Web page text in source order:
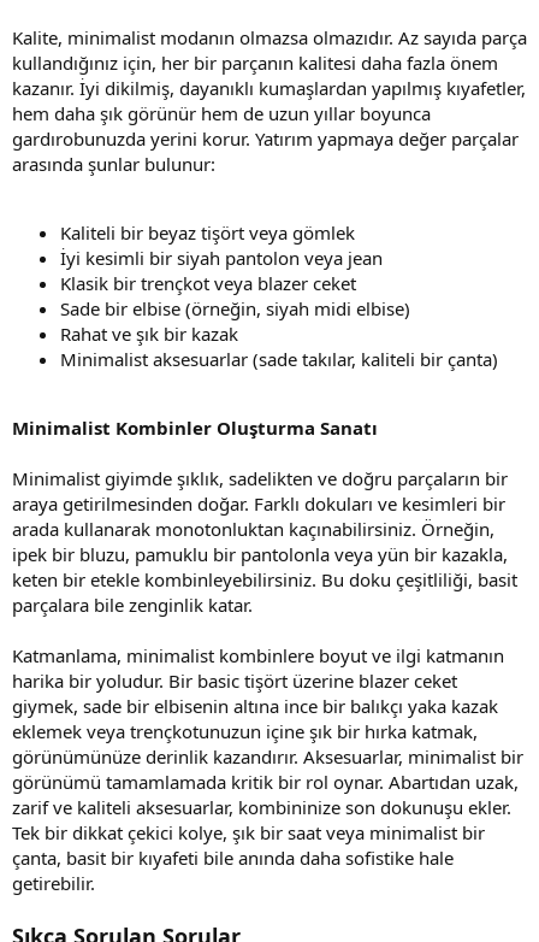
Kalite, minimalist modanın olmazsa olmazıdır. Az sayıda parça
kullandığınız için, her bir parçanın kalitesi daha fazla önem
kazanır. İyi dikilmiş, dayanıklı kumaşlardan yapılmış kıyafetler,
hem daha şık görünür hem de uzun yıllar boyunca
gardırobunuzda yerini korur. Yatırım yapmaya değer parçalar
arasında şunlar bulunur:
Kaliteli bir beyaz tişört veya gömlek
İyi kesimli bir siyah pantolon veya jean
Klasik bir trençkot veya blazer ceket
Sade bir elbise (örneğin, siyah midi elbise)
Rahat ve şık bir kazak
Minimalist aksesuarlar (sade takılar, kaliteli bir çanta)
Minimalist Kombinler Oluşturma Sanatı
Minimalist giyimde şıklık, sadelikten ve doğru parçaların bir
araya getirilmesinden doğar. Farklı dokuları ve kesimleri bir
arada kullanarak monotonluktan kaçınabilirsiniz. Örneğin,
ipek bir bluzu, pamuklu bir pantolonla veya yün bir kazakla,
keten bir etekle kombinleyebilirsiniz. Bu doku çeşitliliği, basit
parçalara bile zenginlik katar.
Katmanlama, minimalist kombinlere boyut ve ilgi katmanın
harika bir yoludur. Bir basic tişört üzerine blazer ceket
giymek, sade bir elbisenin altına ince bir balıkçı yaka kazak
eklemek veya trençkotunuzun içine şık bir hırka katmak,
görünümünüze derinlik kazandırır. Aksesuarlar, minimalist bir
görünümü tamamlamada kritik bir rol oynar. Abartıdan uzak,
zarif ve kaliteli aksesuarlar, kombininize son dokunuşu ekler.
Tek bir dikkat çekici kolye, şık bir saat veya minimalist bir
çanta, basit bir kıyafeti bile anında daha sofistike hale
getirebilir.
Sıkça Sorulan Sorular